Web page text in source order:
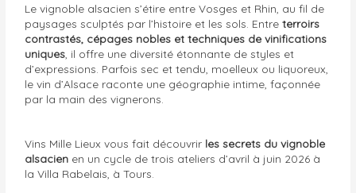
Le vignoble alsacien s’étire entre Vosges et Rhin, au fil de
paysages sculptés par l’histoire et les sols. Entreterroirs
contrastés, cépages nobles et techniques de vinifications
uniques , il offre une diversité étonnante de styles et
d’expressions. Parfois sec et tendu, moelleux ou liquoreux,
le vin d’Alsace raconte une géographie intime, façonnée
par la main des vignerons.
Vins Mille Lieux vous fait découvrir les secrets du vignoble
alsacien en un cycle de trois ateliers d’avril à juin 2026 à
la Villa Rabelais, à Tours.